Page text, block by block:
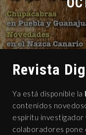
Revista
Ya está disponible la
contenidos
espíritu
colaboradores pone